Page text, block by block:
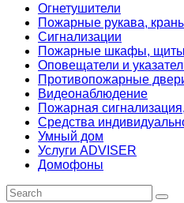
Огнетушители
Пожарные рукава,
Сигнализации
Пожарные шкафы,
Оповещатели и
Противопожарные
Видеонаблюдение
Пожарная
Средства
Умный дом
Услуги ADVISER
Домофоны